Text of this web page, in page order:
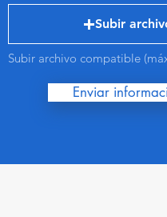
Subir
Subir archivo compatible
Enviar